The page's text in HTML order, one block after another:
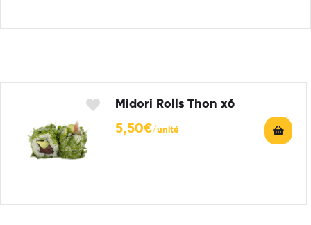
Midori Rolls Thon x6
5,50€